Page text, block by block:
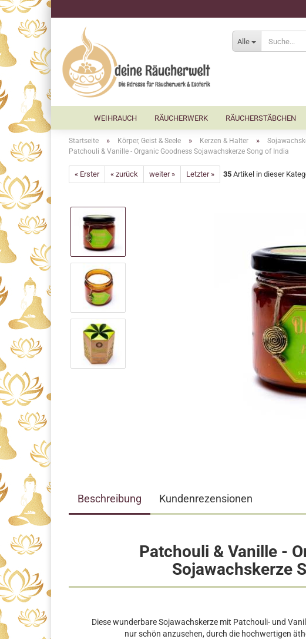
Alle
WEIHRAUCH RÄUCHERWERK RÄUCHERSTÄBCHEN
Startseite » Körper, Geist & Seele » Kerzen & Halter »
Patchouli & Vanille - Organic Goodness Sojawachskerze Song of India
« Erster « zurück weiter » Letzter » 35 Artikel in dieser
Beschreibung Kundenrezensionen
Patchouli & Vanille -
Sojawachskerze
Diese wunderbare Sojawachskerze mit Patchouli- und
nur schön anzusehen, durch die hochwertigen